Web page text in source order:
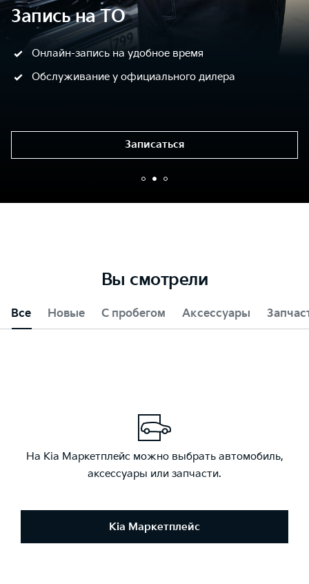
Запись на ТО
Онлайн-запись на удобное время
Обслуживание у официального дилера
Записаться
Вы смотрели
Все Новые С пробегом Аксессуары
На Kia Маркетплейс можно выбрать автомобиль,
аксессуары или запчасти.
Kia Маркетплейс